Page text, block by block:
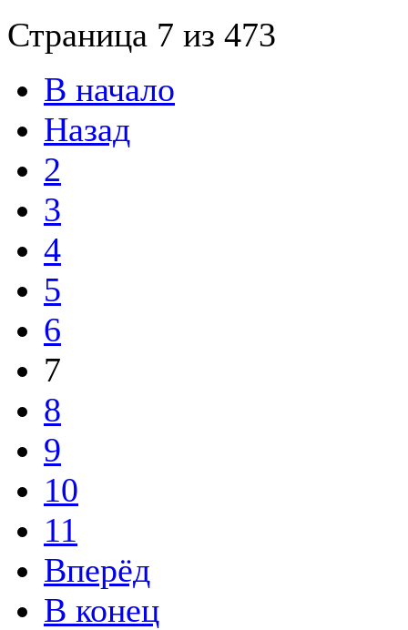
Страница 7 из 473
В начало
Назад
2
3
4
5
6
7
8
9
10
11
Вперёд
В конец